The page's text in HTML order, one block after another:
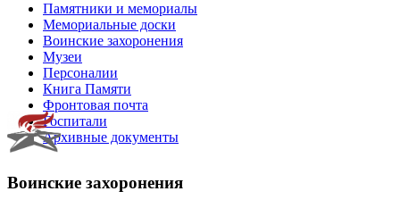
Памятники и мемориалы
Мемориальные доски
Воинские захоронения
Музеи
Персоналии
Книга Памяти
Фронтовая почта
Госпитали
Архивные документы
Воинские захоронения